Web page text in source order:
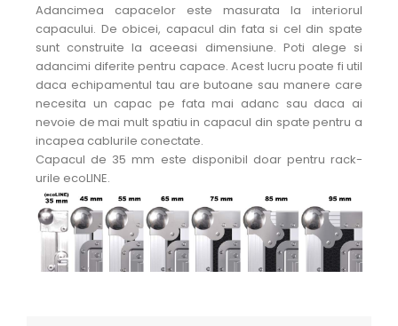
Adancimea capacelor este masurata la interiorul
capacului. De obicei, capacul din fata si cel din spate
sunt construite la aceeasi dimensiune. Poti alege si
adancimi diferite pentru capace. Acest lucru poate fi util
daca echipamentul tau are butoane sau manere care
necesita un capac pe fata mai adanc sau daca ai
nevoie de mai mult spatiu in capacul din spate pentru a
incapea cablurile conectate.
Capacul de 35 mm este disponibil doar pentru rack-
urile ecoLINE.